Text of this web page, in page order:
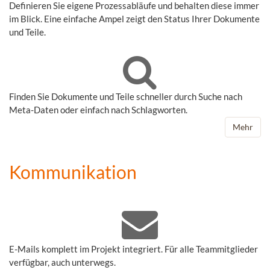
Definieren Sie eigene Prozessabläufe und behalten diese immer
im Blick. Eine einfache Ampel zeigt den Status Ihrer Dokumente
und Teile.
Finden Sie Dokumente und Teile schneller durch Suche nach
Meta-Daten oder einfach nach Schlagworten.
Mehr
Kommunikation
E-Mails komplett im Projekt integriert. Für alle Teammitglieder
verfügbar, auch unterwegs.